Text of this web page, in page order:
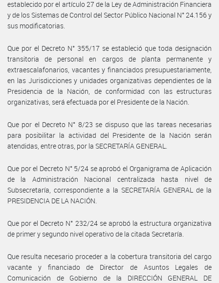
establecido por el artículo 27 de la Ley de Administración Financiera
y de los Sistemas de Control del Sector Público Nacional N° 24.156 y
sus modificatorias.
Que por el Decreto N° 355/17 se estableció que toda designación
transitoria de personal en cargos de planta permanente y
extraescalafonarios, vacantes y financiados presupuestariamente,
en las Jurisdicciones y unidades organizativas dependientes de la
Presidencia de la Nación, de conformidad con las estructuras
organizativas, será efectuada por el Presidente de la Nación.
Que por el Decreto N° 8/23 se dispuso que las tareas necesarias
para posibilitar la actividad del Presidente de la Nación serán
atendidas, entre otras, por la SECRETARÍA GENERAL.
Que por el Decreto N° 5/24 se aprobó el Organigrama de Aplicación
de la Administración Nacional centralizada hasta nivel de
Subsecretaría, correspondiente a la SECRETARÍA GENERAL de la
PRESIDENCIA DE LA NACIÓN.
Que por el Decreto N° 232/24 se aprobó la estructura organizativa
de primer y segundo nivel operativo de la citada Secretaría.
Que resulta necesario proceder a la cobertura transitoria del cargo
vacante y financiado de Director de Asuntos Legales de
Comunicación de Gobierno de la DIRECCIÓN GENERAL DE